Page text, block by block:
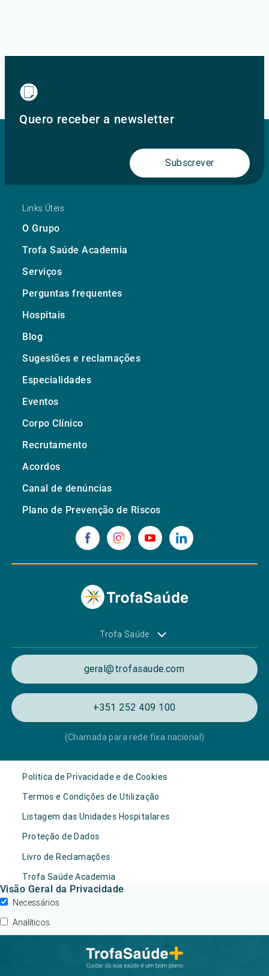
Quero receber a newsletter
Subscrever
Links Úteis
O Grupo
Trofa Saúde Academia
Serviços
Perguntas frequentes
Hospitais
Blog
Sugestões e reclamações
Especialidades
Eventos
Corpo Clínico
Recrutamento
Acordos
Canal de denúncias
Plano de Prevenção de Riscos
Trofa Saúde
geral@trofasaude.com
+351 252 409 100
(Chamada para rede fixa nacional)
Política de Privacidade e de Cookies
Termos e Condições de Utilização
Listagem das Unidades Hospitalares
Proteção de Dados
Livro de Reclamações
Trofa Saúde Academia
Visão Geral da Privacidade
Necessários
Analíticos